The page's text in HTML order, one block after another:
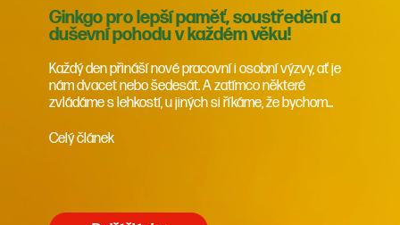
Ginkgo pro lepší paměť, soustředění a
duševní pohodu v každém věku!
Každý den přináší nové pracovní i osobní výzvy, ať je
nám dvacet nebo šedesát. A zatímco některé
zvládáme s lehkostí, u jiných si říkáme, že bychom...
Celý článek